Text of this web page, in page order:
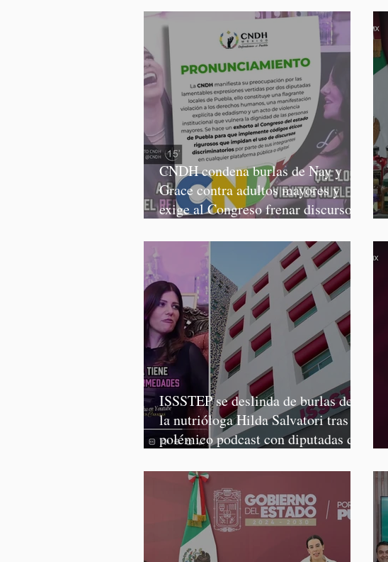
CNDH condena burlas de Nay y
Grace contra adultos mayores y
exige al Congreso frenar discursos
ISSSTEP se deslinda de burlas de
la nutrióloga Hilda Salvatori tras
polémico podcast con diputadas de